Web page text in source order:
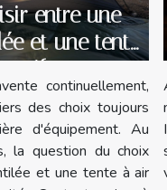
entre une
et une tente
continuellement,
des choix toujours
d'équipement. Au
la question du choix
et une tente à air